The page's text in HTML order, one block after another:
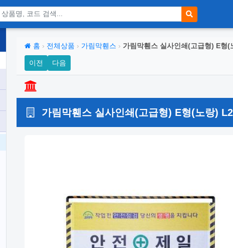
상품 검색
홈 › 전체상품 › 가림막휀스 › 가림막휀스 실사인쇄(고급형) E형
이전 다음
가림막휀스 실사인쇄(고급형) E형(노랑)